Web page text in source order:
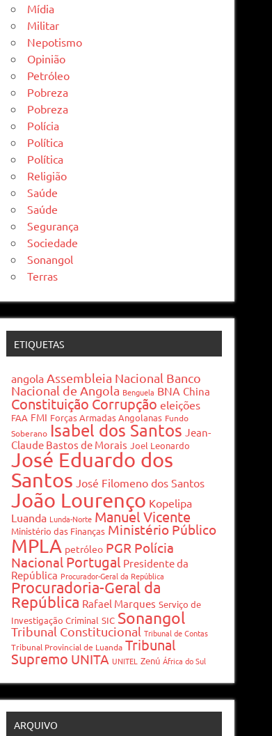
Mídia
Militar
Nepotismo
Opinião
Petróleo
Pobreza
Pobreza
Polícia
Política
Política
Religião
Saúde
Saúde
Segurança
Sociedade
Sonangol
Terras
ETIQUETAS
angola Assembleia Nacional Banco
Nacional de Angola Benguela BNA China
Constituição Corrupção eleições
FAA FMI Forças Armadas Angolanas Fundo
Soberano Isabel dos Santos Jean-
Claude Bastos de Morais Joel Leonardo
José Eduardo dos
Santos José Filomeno dos Santos
João Lourenço Kopelipa
Luanda Lunda-Norte Manuel Vicente
Ministério das Finanças Ministério Público
MPLA petróleo PGR Polícia
Nacional Portugal Presidente da
República Procurador-Geral da República
Procuradoria-Geral da
República Rafael Marques Serviço de
Investigação Criminal SIC Sonangol
Tribunal Constitucional Tribunal de Contas
Tribunal Provincial de Luanda Tribunal
Supremo UNITA UNITEL Zenú África do Sul
ARQUIVO